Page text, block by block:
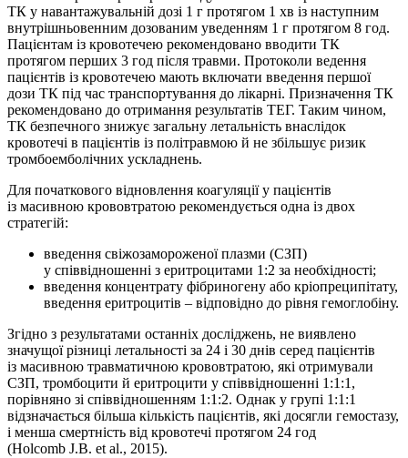
ТК у навантажувальній дозі 1 г протягом 1 хв із наступним
внутрішньовенним дозованим уведенням 1 г протягом 8 год.
Пацієнтам із кровотечею рекомендовано вводити ТК
протягом перших 3 год після травми. Протоколи ведення
пацієнтів із кровотечею мають включати введення першої
дози ТК під час транспортування до лікарні. Призначення ТК
рекомендовано до отримання результатів ТЕГ. Таким чином,
ТК безпечного знижує загальну летальність внаслідок
кровотечі в пацієнтів із політравмою й не збільшує ризик
тромбоемболічних ускладнень.
Для початкового відновлення коагуляції у пацієнтів
із масивною крововтратою рекомендується одна із двох
стратегій:
введення свіжозамороженої плазми (СЗП)
у співвідношенні з еритроцитами 1:2 за необхідності;
введення концентрату фібриногену або кріопреципітату,
введення еритроцитів – відповідно до рівня гемоглобіну.
Згідно з результатами останніх досліджень, не виявлено
значущої різниці летальності за 24 і 30 днів серед пацієнтів
із масивною травматичною крововтратою, які отримували
СЗП, тромбоцити й еритроцити у співвідношенні 1:1:1,
порівняно зі співвідношенням 1:1:2. Однак у групі 1:1:1
відзначається більша кількість пацієнтів, які досягли гемостазу,
і менша смертність від кровотечі протягом 24 год
(Holcomb J.B. et al., 2015).